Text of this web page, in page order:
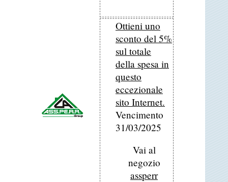
Ottieni uno
sconto del 5%
sul totale
della spesa in
questo
eccezionale
sito Internet.
Vencimento
31/03/2025
Vai al
negozio
assperr